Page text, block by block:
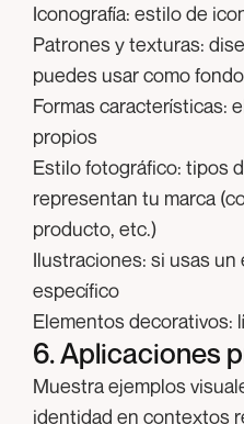
Iconografía: estilo de
Patrones y texturas:
puedes usar como
Formas características:
propios
Estilo fotográfico: tipos
representan tu marca
producto, etc.)
Ilustraciones: si usas un
específico
Elementos decorativos:
6. Aplicaciones
Muestra ejemplos
identidad en contextos